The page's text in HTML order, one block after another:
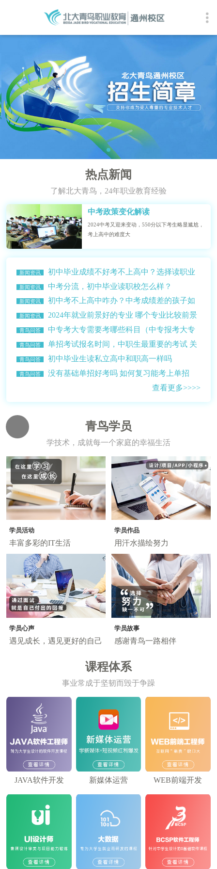
热点新闻
了解北大青鸟，24年职业教育经验
中考政策变化解读
2024中考又迎来变动，550分以下考生略显尴尬，
考上高中的难度大
新闻资讯
初中毕业成绩不好考不上高中？选择读职业
学校？
新闻资讯 中考分流，初中毕业读职校怎么样？
新闻资讯
初中考不上高中咋办？中考成绩差的孩子如
何选择学校？
新闻资讯
2024年就业前景好的专业 哪个专业比较前景
比较好赚钱多？
青鸟问答
中专考大专需要考哪些科目（中专报考大专
的条件介绍）
青鸟问答
单招考试报名时间，中职生最重要的考试 关
乎升学读大学
青鸟问答 初中毕业生读私立高中和职高一样吗
青鸟问答
没有基础单招好考吗 如何复习能考上单招
查看更多>>>>
青鸟学员
学技术，成就每一个家庭的幸福生活
学员活动
丰富多彩的IT生活
学员作品
用汗水描绘努力
学员心声
遇见成长，遇见更好的自己
学员故事
感谢青鸟一路相伴
课程体系
事业常成于坚韧而毁于争躁
JAVA软件开发 新媒体运营 WEB前端开发